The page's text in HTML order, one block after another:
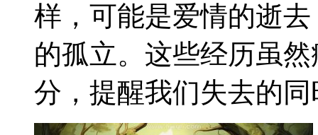
样，可能是爱情的逝
的孤立。这些经历虽
分，提醒我们失去的